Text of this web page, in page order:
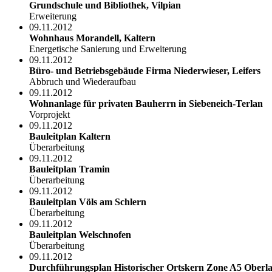
Grundschule und Bibliothek, Vilpian
Erweiterung
09.11.2012
Wohnhaus Morandell, Kaltern
Energetische Sanierung und Erweiterung
09.11.2012
Büro- und Betriebsgebäude Firma Niederwieser, Leifers
Abbruch und Wiederaufbau
09.11.2012
Wohnanlage für privaten Bauherrn in Siebeneich-Terlan
Vorprojekt
09.11.2012
Bauleitplan Kaltern
Überarbeitung
09.11.2012
Bauleitplan Tramin
Überarbeitung
09.11.2012
Bauleitplan Völs am Schlern
Überarbeitung
09.11.2012
Bauleitplan Welschnofen
Überarbeitung
09.11.2012
Durchführungsplan Historischer Ortskern Zone A5